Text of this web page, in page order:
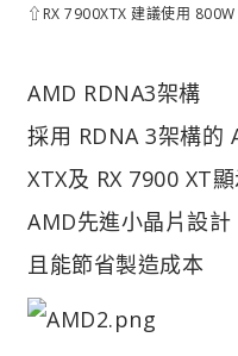
⇧RX 7900XTX 建議使用
AMD RDNA3架構
採用 RDNA 3架構的
XTX及 RX 7900 XT
AMD先進小晶片設
且能節省製造成本